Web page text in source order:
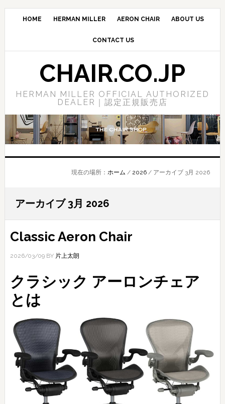
Skip
Skip
Skip
HOME HERMAN MILLER AERON CHAIR ABOUT US
CONTACT US
CHAIR.CO.JP
HERMAN MILLER OFFICIAL AUTHORIZED
DEALER｜認定正規販売店
現在の場所： ホーム / 2026 / アーカイブ 3月 2026
アーカイブ 3月 2026
Classic Aeron Chair
2026/03/09BY 片上太朗
クラシック アーロンチェア
とは